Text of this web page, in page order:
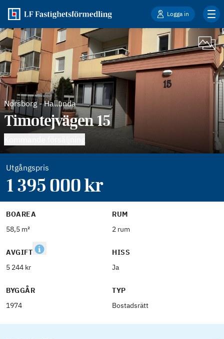
Logga in
Norsborg-Hallunda
Timotejvägen 15
Utgångspris
1 395 000kr
BOAREA
58,5 m²
RUM
2 rum
AVGIFT
5 244 kr
HISS
Ja
BYGGÅR
1974
TYP
Bostadsrätt